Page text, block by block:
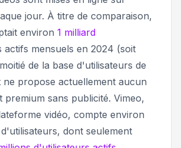
jour. À titre de comparaison,
environ 1 milliard
actifs mensuels en 2024 (soit
de la base d'utilisateurs de
ne propose actuellement aucun
premium sans publicité. Vimeo,
vidéo, compte environ
dont seulement